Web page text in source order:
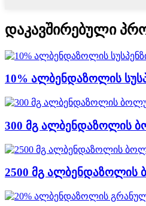
დაკავშირებული
10% ალბენდაზოლის
300 მგ ალბენდაზოლის
2500 მგ ალბენდაზოლის